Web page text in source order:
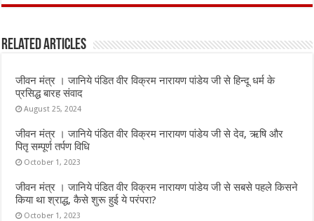
ce
o
o
k
it
r
at
A
p
ai ar
Related Articles
जीवन मंत्र । जानिये पंडित वीर विक्रम नारायण पांडेय जी से हिन्दू धर्म के
प्रसिद्ध बारह संवाद
August 25, 2024
जीवन मंत्र । जानिये पंडित वीर विक्रम नारायण पांडेय जी से देव, ऋषि और
पितृ सम्पूर्ण तर्पण विधि
October 1, 2023
जीवन मंत्र । जानिये पंडित वीर विक्रम नारायण पांडेय जी से सबसे पहले किसने
किया था श्राद्ध, कैसे शुरू हुई ये परंपरा?
October 1, 2023